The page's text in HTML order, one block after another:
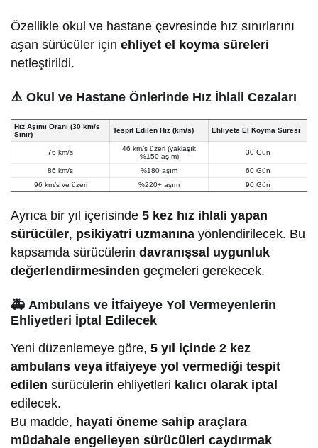
Özellikle okul ve hastane çevresinde hız sınırlarını
aşan sürücüler içinehliyet el koyma süreleri
netleştirildi.
⚠️ Okul ve Hastane Önlerinde Hız İhlali Cezaları
Hız Aşımı Oranı (30 km/s
Sınır)
Tespit Edilen Hız (km/s) Ehliyete El Koyma Süresi
76 km/s
46 km/s üzeri (yaklaşık
%150 aşım)
30 Gün
86 km/s %180 aşım
60 Gün
96 km/s ve üzeri
%220+ aşım 90 Gün
Ayrıca bir yıl içerisinde5 kez hız ihlali yapan
sürücüler, psikiyatri uzmanına yönlendirilecek. Bu
kapsamda sürücülerindavranışsal uygunluk
değerlendirmesinden geçmeleri gerekecek.
🚑 Ambulans ve İtfaiyeye Yol Vermeyenlerin
Ehliyetleri İptal Edilecek
Yeni düzenlemeye göre,5 yıl içinde 2 kez
ambulans veya itfaiyeye yol vermediği tespit
edilen sürücülerin ehliyetleri kalıcı olarak iptal
edilecek.
Bu madde, hayati öneme sahip araçlara
müdahale engelleyen sürücüleri caydırmak